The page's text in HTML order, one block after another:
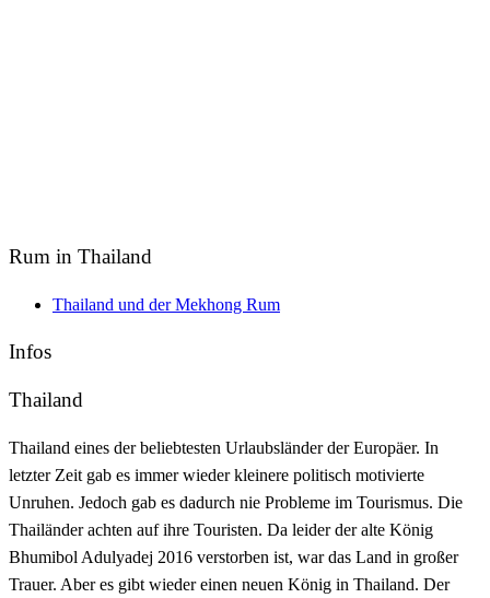
Rum in Thailand
Thailand und der Mekhong Rum
Infos
Thailand
Thailand eines der beliebtesten Urlaubsländer der Europäer. In
letzter Zeit gab es immer wieder kleinere politisch motivierte
Unruhen. Jedoch gab es dadurch nie Probleme im Tourismus. Die
Thailänder achten auf ihre Touristen. Da leider der alte König
Bhumibol Adulyadej 2016 verstorben ist, war das Land in großer
Trauer. Aber es gibt wieder einen neuen König in Thailand. Der